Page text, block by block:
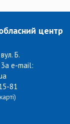
центр
Б.
3а e-mail:
81